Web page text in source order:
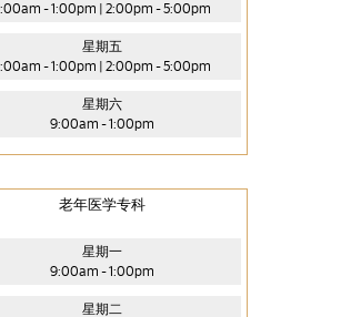
- 1:00pm | 2:00pm - 5:00pm
星期五
- 1:00pm | 2:00pm - 5:00pm
星期六
9:00am - 1:00pm
老年医学专科
星期一
9:00am - 1:00pm
星期二